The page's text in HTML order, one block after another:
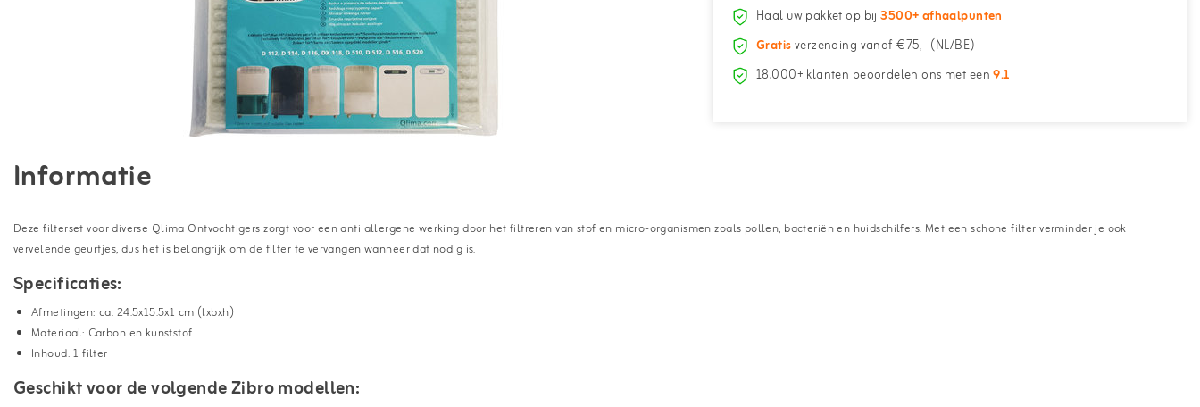
Haal uw pakket op bij3500+ afhaalpunten
Gratisverzending vanaf €75,- (NL/BE)
18.000+ klanten beoordelen ons met een9.1
Informatie
Deze filterset voor diverse Qlima Ontvochtigers zorgt voor een anti allergene werking door het filtreren van stof en micro-organismen zoals pollen, bacteriën en huidschilfers. Met een schone filter verminder je ook
vervelende geurtjes, dus het is belangrijk om de filter te vervangen wanneer dat nodig is.
Specificaties:
Afmetingen: ca. 24.5x15.5x1 cm (lxbxh)
Materiaal: Carbon en kunststof
Inhoud: 1 filter
Geschikt voor de volgende Zibro modellen: